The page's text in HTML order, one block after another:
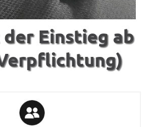
Einstieg ab